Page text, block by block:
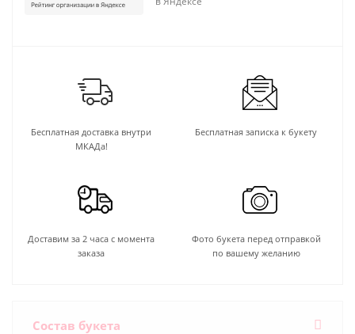
Бесплатная доставка внутри
МКАДа!
Бесплатная записка к букету
Доставим за 2 часа с момента
заказа
Фото букета перед отправкой
по вашему желанию
Состав букета